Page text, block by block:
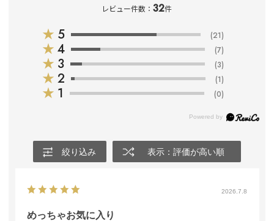
レビュー件数：32件
★ 5 (21)
★ 4 (7)
★ 3 (3)
★ 2 (1)
★ 1 (0)
絞り込み 表示：評価が高い順
2026.7.8
めっちゃお気に入り